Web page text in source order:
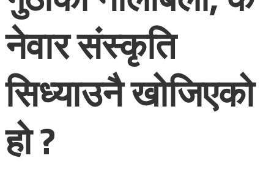
नेवार संस्कृति
सिध्याउनै खोजिएको
हो ?